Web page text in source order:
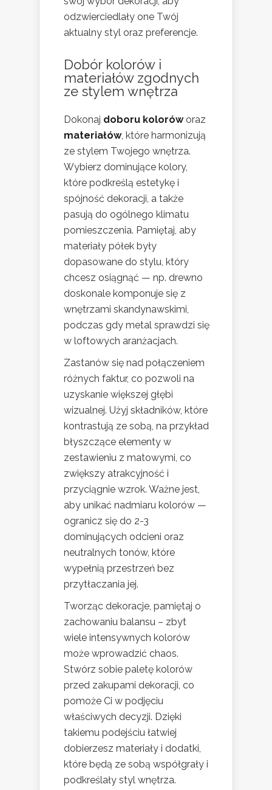
odzwierciedlały one Twój
aktualny styl oraz preferencje.
Dobór kolorów i
materiałów zgodnych
ze stylem wnętrza
Dokonaj doboru koloróworaz
materiałów, które harmonizują
ze stylem Twojego wnętrza.
Wybierz dominujące kolory,
które podkreślą estetykę i
spójność dekoracji, a także
pasują do ogólnego klimatu
pomieszczenia. Pamiętaj, aby
materiały półek były
dopasowane do stylu, który
chcesz osiągnąć — np. drewno
doskonale komponuje się z
wnętrzami skandynawskimi,
podczas gdy metal sprawdzi się
w loftowych aranżacjach.
Zastanów się nad połączeniem
różnych faktur, co pozwoli na
uzyskanie większej głębi
wizualnej. Użyj składników, które
kontrastują ze sobą, na przykład
błyszczące elementy w
zestawieniu z matowymi, co
zwiększy atrakcyjność i
przyciągnie wzrok. Ważne jest,
aby unikać nadmiaru kolorów —
ogranicz się do 2-3
dominujących odcieni oraz
neutralnych tonów, które
wypełnią przestrzeń bez
przytłaczania jej.
Tworząc dekoracje, pamiętaj o
zachowaniu balansu – zbyt
wiele intensywnych kolorów
może wprowadzić chaos.
Stwórz sobie paletę kolorów
przed zakupami dekoracji, co
pomoże Ci w podjęciu
właściwych decyzji. Dzięki
takiemu podejściu łatwiej
dobierzesz materiały i dodatki,
które będą ze sobą współgrały i
podkreślały styl wnętrza.